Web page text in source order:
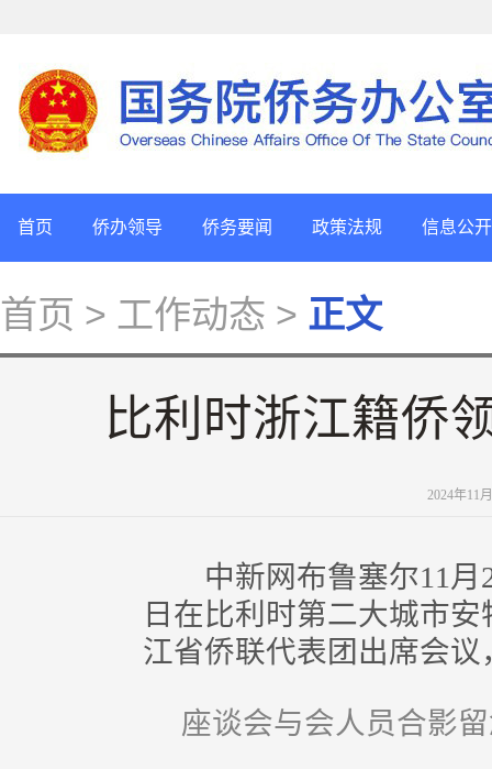
首页 侨办领导 侨务要闻 政策法规 信息公开
首页 > 工作动态 > 正文
比利时浙江籍侨
2024年11
中新网布鲁塞尔11月
日在比利时第二大城市
江省侨联代表团出席会
座谈会与会人员合影